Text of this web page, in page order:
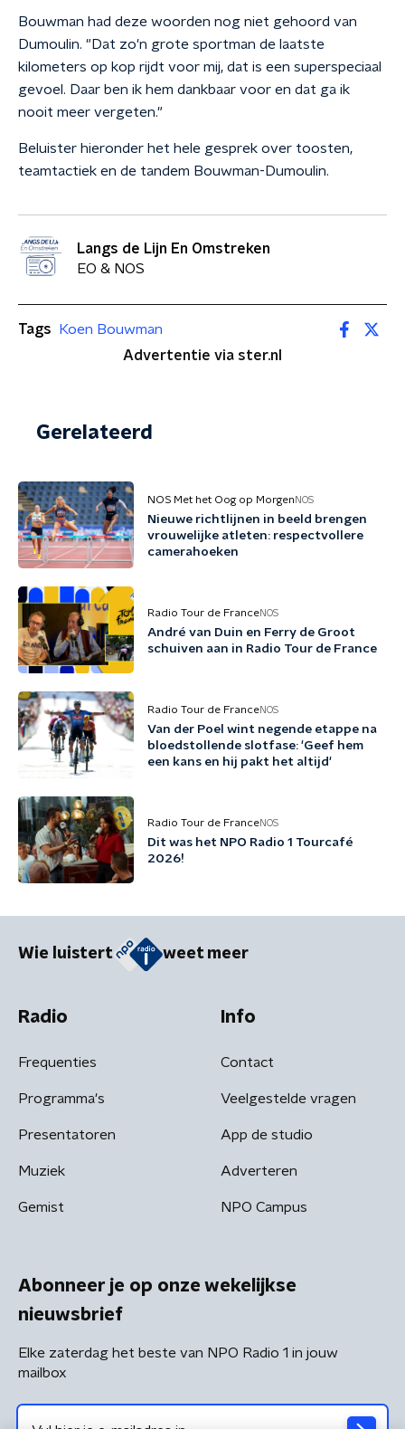
Bouwman had deze woorden nog niet gehoord van
Dumoulin. "Dat zo'n grote sportman de laatste
kilometers op kop rijdt voor mij, dat is een superspeciaal
gevoel. Daar ben ik hem dankbaar voor en dat ga ik
nooit meer vergeten."
Beluister hieronder het hele gesprek over toosten,
teamtactiek en de tandem Bouwman-Dumoulin.
Langs de Lijn En Omstreken
EO & NOS
Tags
Koen Bouwman
Advertentie via ster.nl
Gerelateerd
NOS Met het Oog op Morgen NOS
Nieuwe richtlijnen in beeld brengen
vrouwelijke atleten: respectvollere
camerahoeken
Radio Tour de FranceNOS
André van Duin en Ferry de Groot
schuiven aan in Radio Tour de France
Radio Tour de FranceNOS
Van der Poel wint negende etappe na
bloedstollende slotfase: 'Geef hem
een kans en hij pakt het altijd'
Radio Tour de FranceNOS
Dit was het NPO Radio 1 Tourcafé
2026!
Wie luistert weet meer
Radio
Frequenties
Programma's
Presentatoren
Muziek
Gemist
Info
Contact
Veelgestelde vragen
App de studio
Adverteren
NPO Campus
Abonneer je op onze wekelijkse
nieuwsbrief
Elke zaterdag het beste van NPO Radio 1 in jouw
mailbox